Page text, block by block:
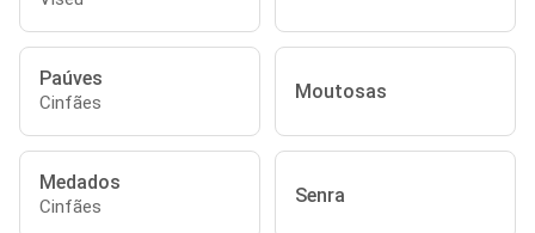
Paúves
Cinfães Moutosas
Medados
Cinfães Senra